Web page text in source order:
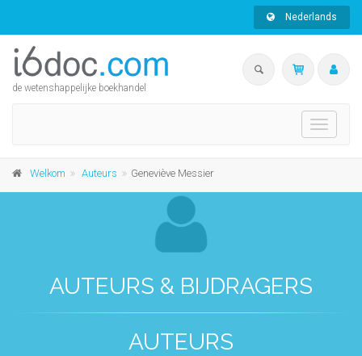
Nederlands
de wetenshappelijke boekhandel
Toggle
Welkom Auteurs Geneviève Messier
AUTEURS & BIJDRAGERS
AUTEURS